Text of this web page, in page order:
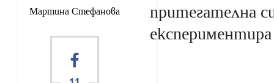
Мартина Стефанова
притегателна